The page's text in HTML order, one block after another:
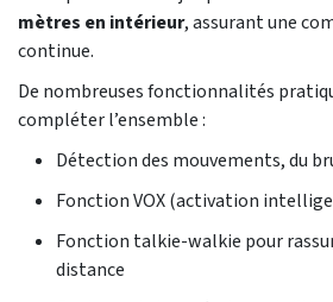
mètres en intérieur, assurant une
continue.
De nombreuses fonctionnalités
compléter l’ensemble :
Détection des mouvements, du
Fonction VOX (activation
Fonction talkie-walkie pour
distance